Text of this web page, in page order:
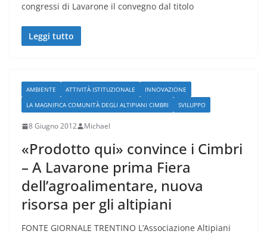
congressi di Lavarone il convegno dal titolo
Leggi tutto
AMBIENTE ATTIVITÀ ISTITUZIONALE
INNOVAZIONE
LA MAGNIFICA COMUNITÀ DEGLI ALTIPIANI CIMBRI
SVILUPPO
8 Giugno 2012 Michael
«Prodotto qui» convince i Cimbri
– A Lavarone prima Fiera
dell’agroalimentare, nuova
risorsa per gli altipiani
FONTE GIORNALE TRENTINO L’Associazione Altipiani